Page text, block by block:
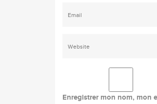
Enregistrer mon nom, mon